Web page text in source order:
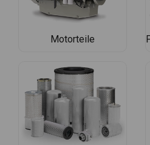
Motorteile